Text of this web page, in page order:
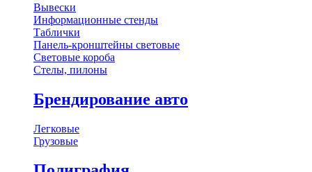
Вывески
Информационные стенды
Таблички
Панель-кронштейны световые
Световые короба
Стелы, пилоны
Брендирование авто
Легковые
Грузовые